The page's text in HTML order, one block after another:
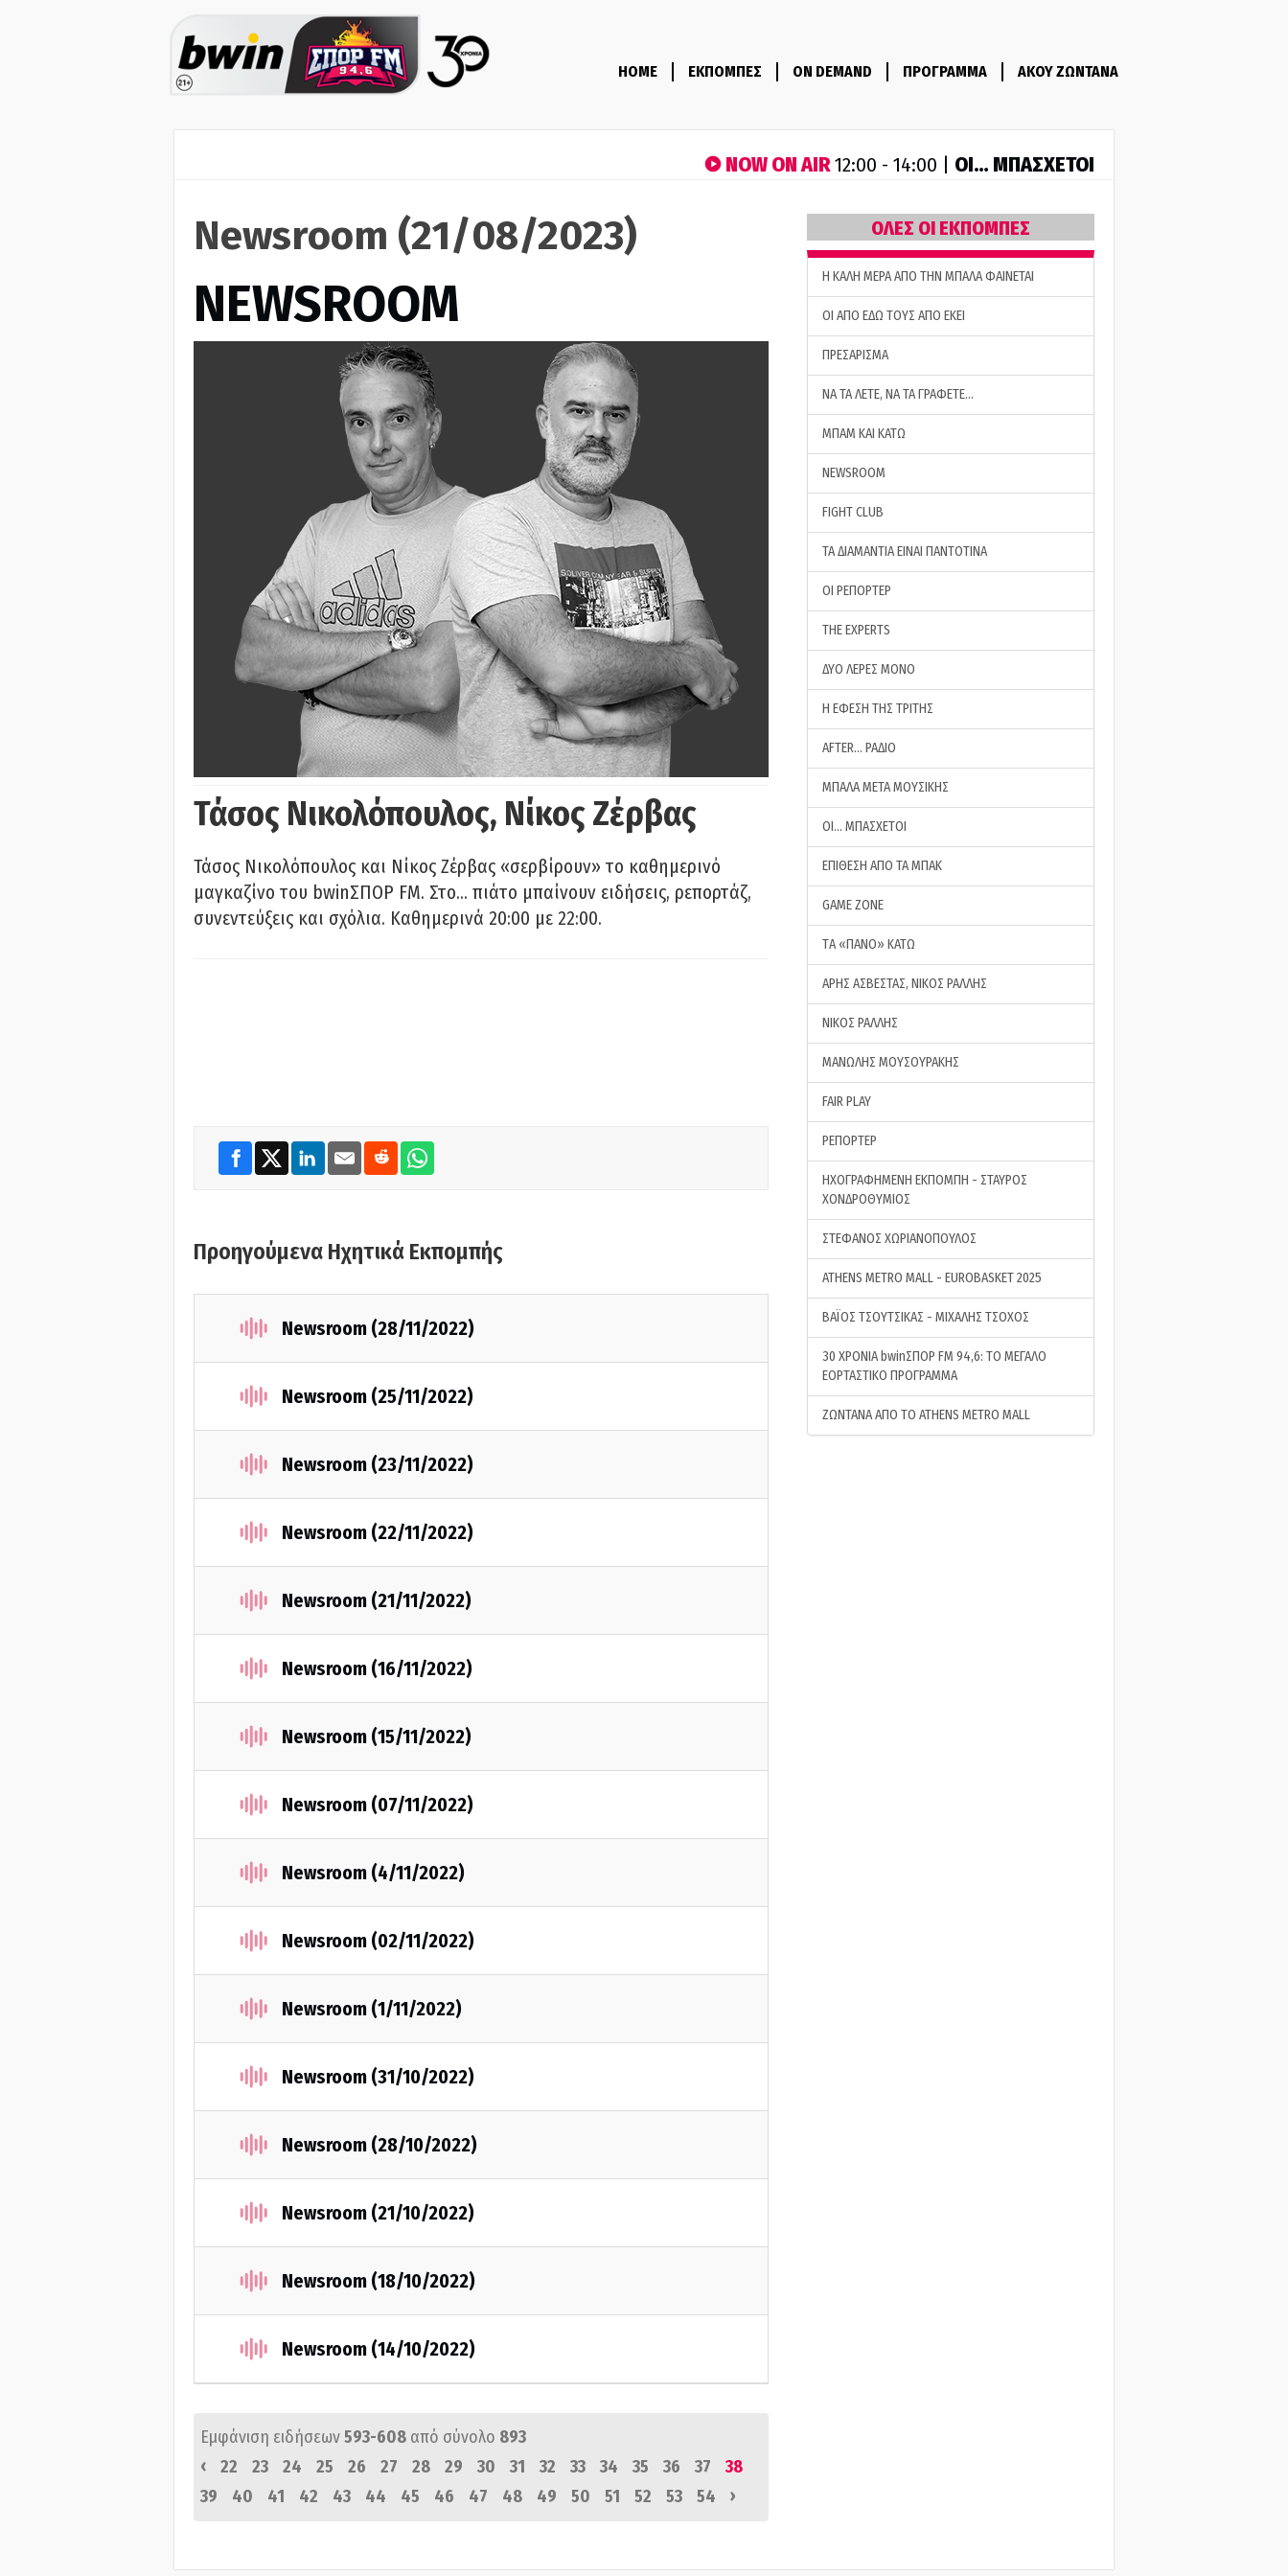
HOME ΕΚΠΟΜΠΕΣ ON DEMAND ΠΡΟΓΡΑΜΜΑ ΑΚΟΥ ΖΩΝΤΑΝΑ
NOW ON AIR12:00 - 14:00 | ΟΙ… ΜΠΑΣΧΕΤΟΙ
Newsroom (21/08/2023)
NEWSROOM
Τάσος Νικολόπουλος, Νίκος Ζέρβας
Τάσος Νικολόπουλος και Νίκος Ζέρβας «σερβίρουν» το καθημερινό
μαγκαζίνο του bwinΣΠΟΡ FM. Στο… πιάτο μπαίνουν ειδήσεις, ρεπορτάζ,
συνεντεύξεις και σχόλια. Καθημερινά 20:00 με 22:00.
Προηγούμενα Ηχητικά Εκπομπής
Newsroom (28/11/2022)
Newsroom (25/11/2022)
Newsroom (23/11/2022)
Newsroom (22/11/2022)
Newsroom (21/11/2022)
Newsroom (16/11/2022)
Newsroom (15/11/2022)
Newsroom (07/11/2022)
Newsroom (4/11/2022)
Νewsroom (02/11/2022)
Newsroom (1/11/2022)
Newsroom (31/10/2022)
Newsroom (28/10/2022)
Newsroom (21/10/2022)
Newsroom (18/10/2022)
Newsroom (14/10/2022)
Εμφάνιση ειδήσεων593-608 από σύνολο 893
‹
22 23 24 25 26 27 28 29 30 31 32 33 34 35 36 37
38
39
40 41 42 43 44 45 46 47 48 49 50 51 52 53 54 ›
ΟΛΕΣ ΟΙ ΕΚΠΟΜΠΕΣ
H ΚΑΛΗ ΜΕΡΑ ΑΠΟ ΤΗΝ ΜΠΑΛΑ ΦΑΙΝΕΤΑΙ
ΟΙ ΑΠΟ ΕΔΩ ΤΟΥΣ ΑΠΟ ΕΚΕΙ
ΠΡΕΣΑΡΙΣΜΑ
ΝΑ ΤΑ ΛΕΤΕ, ΝΑ ΤΑ ΓΡΑΦΕΤΕ…
ΜΠΑΜ ΚΑΙ ΚΑΤΩ
NEWSROOM
FIGHT CLUB
ΤΑ ΔΙΑΜΑΝΤΙΑ ΕΙΝΑΙ ΠΑΝΤΟΤΙΝΑ
ΟΙ ΡΕΠΟΡΤΕΡ
THE EXPERTS
ΔΥΟ ΛΕΡΕΣ ΜΟΝΟ
Η ΕΦΕΣΗ ΤΗΣ ΤΡΙΤΗΣ
AFTER… ΡΑΔΙΟ
ΜΠΑΛΑ ΜΕΤΑ ΜΟΥΣΙΚΗΣ
ΟΙ… ΜΠΑΣΧΕΤΟΙ
ΕΠΙΘΕΣΗ ΑΠΟ ΤΑ ΜΠΑΚ
GAME ZONE
ΤA «ΠΑΝΟ» ΚΑΤΩ
ΑΡΗΣ ΑΣΒΕΣΤΑΣ, ΝΙΚΟΣ ΡΑΛΛΗΣ
ΝΙΚΟΣ ΡΑΛΛΗΣ
ΜΑΝΩΛΗΣ ΜΟΥΣΟΥΡΑΚΗΣ
FAIR PLAY
ΡΕΠΟΡΤΕΡ
ΗΧΟΓΡΑΦΗΜΕΝΗ ΕΚΠΟΜΠΗ - ΣΤΑΥΡΟΣ
ΧΟΝΔΡΟΘΥΜΙΟΣ
ΣΤΕΦΑΝΟΣ ΧΩΡΙΑΝΟΠΟΥΛΟΣ
ATHENS METRO MALL - EUROBASKET 2025
ΒΑΪΟΣ ΤΣΟΥΤΣΙΚΑΣ - ΜΙΧΑΛΗΣ ΤΣΟΧΟΣ
30 ΧΡΟΝΙΑ bwinΣΠΟΡ FM 94,6: ΤΟ ΜΕΓΑΛΟ
ΕΟΡΤΑΣΤΙΚΟ ΠΡΟΓΡΑΜΜΑ
ΖΩΝΤΑΝΑ ΑΠΟ ΤΟ ATHENS METRO MALL